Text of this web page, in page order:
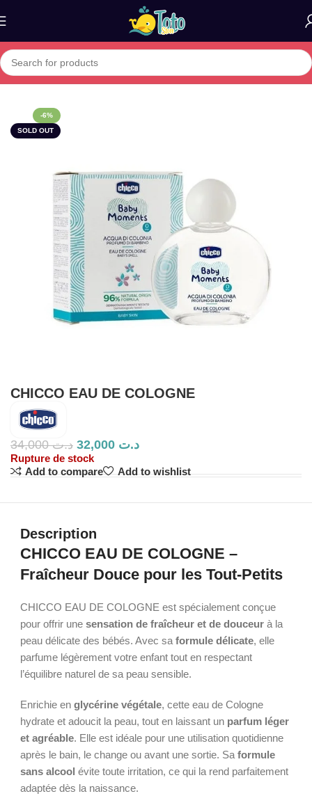
Home»Boutique»CHICCO EAU DE COLOGNE
-6%
SOLD OUT
CHICCO EAU DE COLOGNE
د.ت34,000 د.ت
Rupture de stock
Add to compare
Add to wishlist
Description
CHICCO EAU DE COLOGNE –
Fraîcheur Douce pour les Tout-Petits
CHICCO EAU DE COLOGNE est spécialement conçue
pour offrir unesensation de fraîcheur et de douceur à la
peau délicate des bébés. Avec saformule délicate, elle
parfume légèrement votre enfant tout en respectant
l’équilibre naturel de sa peau sensible.
Enrichie englycérine végétale, cette eau de Cologne
hydrate et adoucit la peau, tout en laissant un parfum léger
et agréable. Elle est idéale pour une utilisation quotidienne
après le bain, le change ou avant une sortie. Saformule
sans alcool évite toute irritation, ce qui la rend parfaitement
adaptée dès la naissance.